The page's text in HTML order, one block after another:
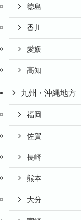
徳島
香川
愛媛
高知
九州・沖縄地方
福岡
佐賀
長崎
熊本
大分